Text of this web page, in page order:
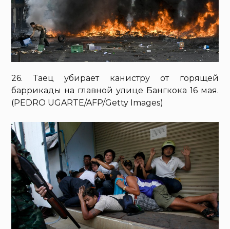
26. Таец убирает канистру от горящей
баррикады на главной улице Бангкока 16 мая.
(PEDRO UGARTE/AFP/Getty Images)